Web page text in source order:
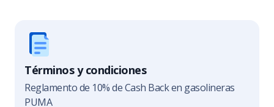
Términos y condiciones
Reglamento de 10% de Cash Back en gasolineras
PUMA